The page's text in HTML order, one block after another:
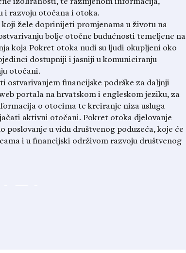
izoliranosti, te razmjenom informacija,
i razvoju otočana i otoka.
koji žele doprinijeti promjenama u životu na
bolje otočne budućnosti temeljene na
koja Pokret otoka nudi su ljudi okupljeni oko
dostupniji i jasniji u komuniciranju
otočani.
ostvarivanjem financijske podrške za daljnji
portala na hrvatskom i engleskom jeziku, za
o otocima te kreiranje niza usluga
aktivni otočani. Pokret otoka djelovanje
u vidu društvenog poduzeća, koje će
i u financijski održivom razvoju društvenog